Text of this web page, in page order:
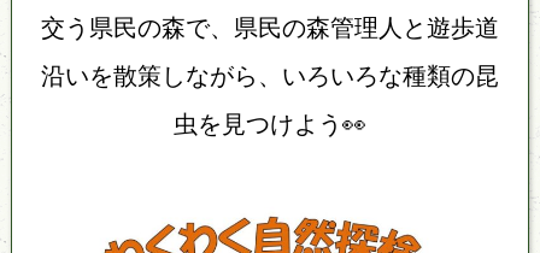
交う県民の森で、県民の森管理人と遊歩道
沿いを散策しながら、いろいろな種類の昆
虫を見つけよう👀